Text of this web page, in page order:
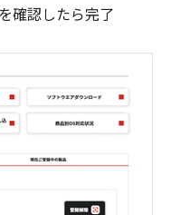
確認したら完了